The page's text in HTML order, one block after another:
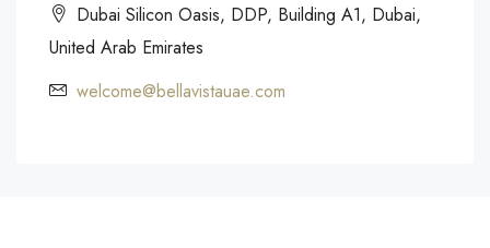
Dubai Silicon Oasis, DDP, Building A1, Dubai,
United Arab Emirates
welcome@bellavistauae.com